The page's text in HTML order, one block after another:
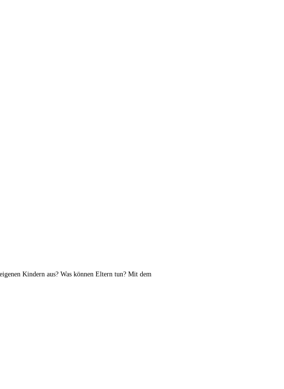
Kindern aus? Was können Eltern tun? Mit dem